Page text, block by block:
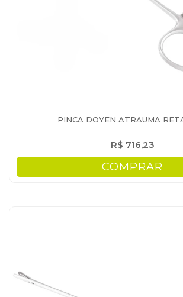
PINCA DOYEN ATRAUMA
R$ 716,23
COMPRAR